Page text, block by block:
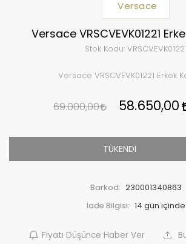
Versace
Versace VRSCVEVK01221
Stok Kodu:VRSCVEVK01221
Versace VRSCVEVK01221 Erkek
69.000,00 58.650,00
TÜKENDİ
Barkod: 230001340863
İade Bilgisi:
Fiyatı Düşünce Haber Ver